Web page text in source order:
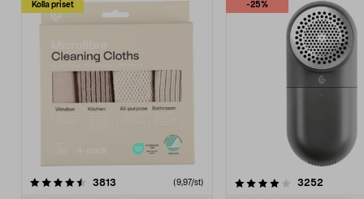
Kolla priset
3813 (9,97/st)
-25%
4.0av 5 stjärnor 3252
4.5av 5 stjärnor